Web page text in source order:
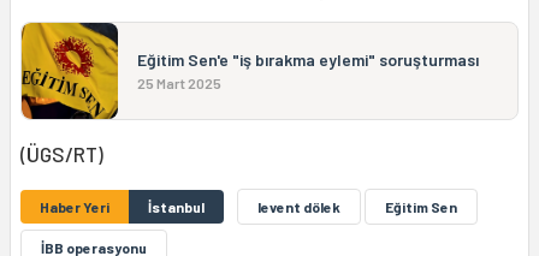
Eğitim Sen'e "iş bırakma eylemi" soruşturması
25 Mart 2025
(ÜGS/RT)
Haber Yeri İstanbul levent dölek Eğitim Sen
İBB operasyonu